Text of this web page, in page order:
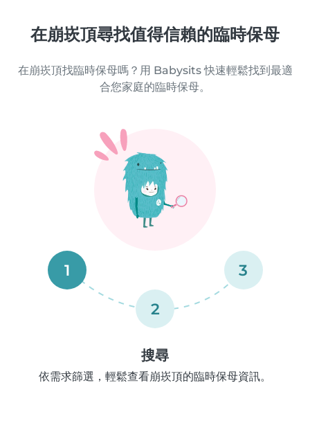
在崩崁頂尋找值得信賴的臨時保母
在崩崁頂找臨時保母嗎？用 Babysits 快速輕鬆找到最適
合您家庭的臨時保母。
1
2
3
搜尋
依需求篩選，輕鬆查看崩崁頂的臨時保母資訊。